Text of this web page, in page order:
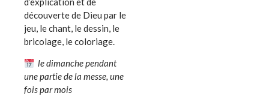
découverte de Dieu par le
jeu, le chant, le dessin, le
bricolage, le coloriage.
le dimanche pendant
une partie de la messe, une
fois par mois